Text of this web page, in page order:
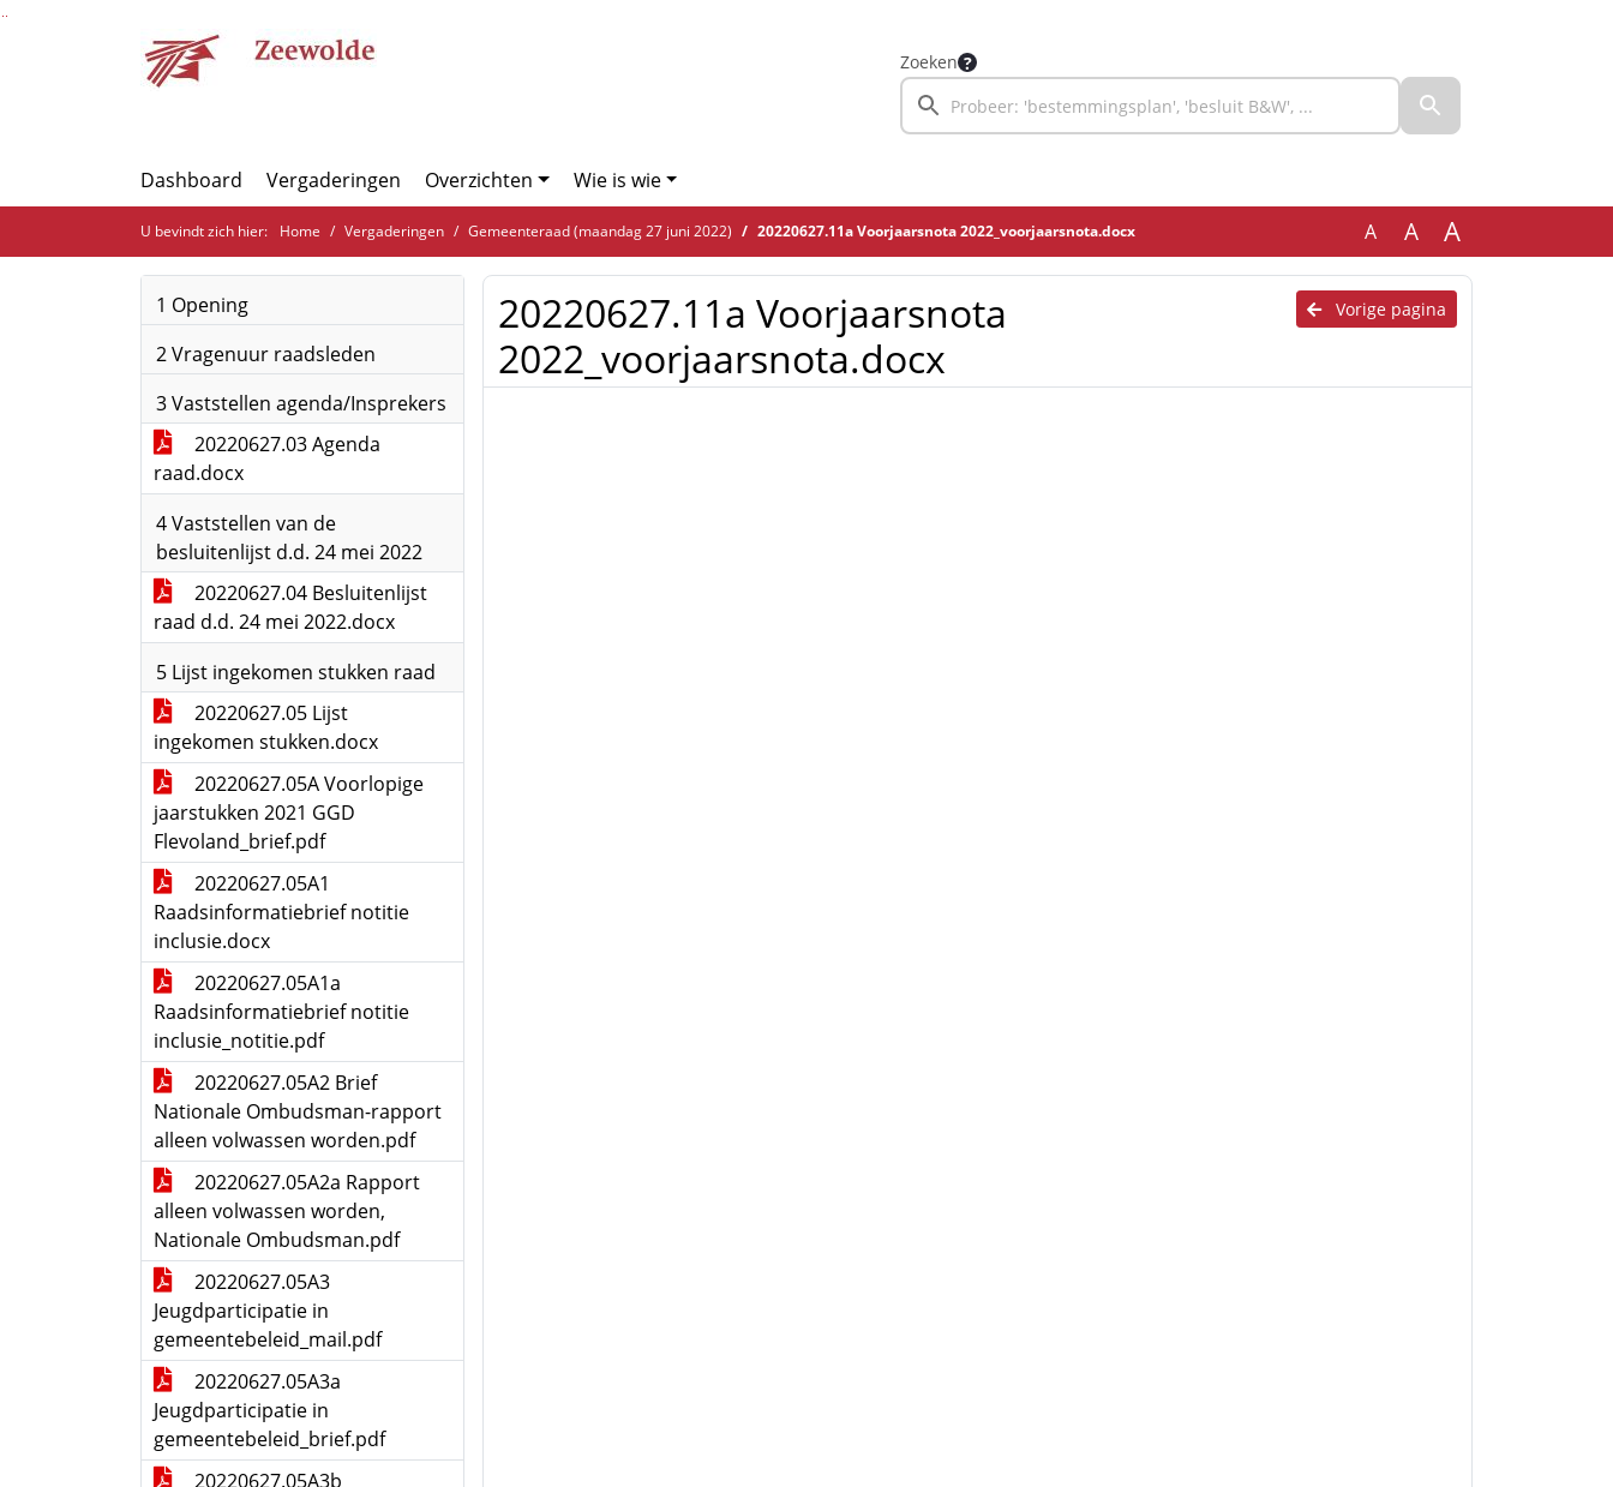
Ga naar de inhoud van deze pagina
Zoeken
Dashboard Vergaderingen Overzichten Wie is wie
U bevindt zich hier: Home Vergaderingen Gemeenteraad (maandag 27 juni 2022) 20220627.11a Voorjaarsnota 2022_voorjaarsnota.docx A A A
1 Opening
2 Vragenuur raadsleden
3 Vaststellen agenda/Insprekers
20220627.03 Agenda
raad.docx
4 Vaststellen van de
besluitenlijst d.d. 24 mei 2022
20220627.04 Besluitenlijst
raad d.d. 24 mei 2022.docx
5 Lijst ingekomen stukken raad
20220627.05 Lijst
ingekomen stukken.docx
20220627.05A Voorlopige
jaarstukken 2021 GGD
Flevoland_brief.pdf
20220627.05A1
Raadsinformatiebrief notitie
inclusie.docx
20220627.05A1a
Raadsinformatiebrief notitie
inclusie_notitie.pdf
20220627.05A2 Brief
Nationale Ombudsman-rapport
alleen volwassen worden.pdf
20220627.05A2a Rapport
alleen volwassen worden,
Nationale Ombudsman.pdf
20220627.05A3
Jeugdparticipatie in
gemeentebeleid_mail.pdf
20220627.05A3a
Jeugdparticipatie in
gemeentebeleid_brief.pdf
20220627.05A3b
Vorige pagina
20220627.11a Voorjaarsnota
2022_voorjaarsnota.docx